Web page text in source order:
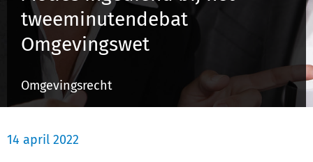
Inloggen
Registreren
tweeminutendebat
Omgevingswet
Omgevingsrecht
14 april 2022